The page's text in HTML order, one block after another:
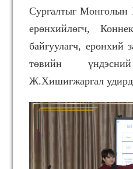
Сургалтыг
ерөнхийлөгч,
байгуулагч, ерөнхий
төвийн
Ж.Хишигжаргал